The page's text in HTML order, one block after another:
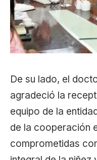
De su lado, el
agradeció la
equipo de la
de la cooperación
comprometidas